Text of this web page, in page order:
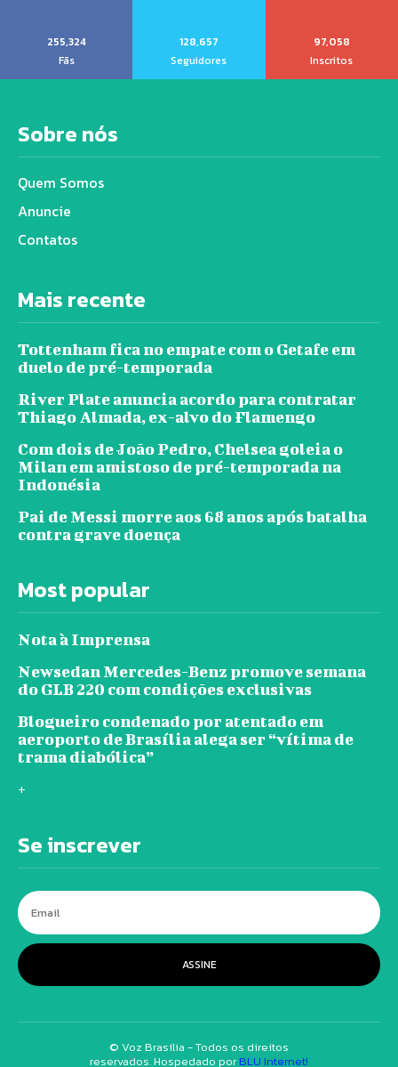
255,324
Fãs
128,657
Seguidores
97,058
Inscritos
Sobre nós
Quem Somos
Anuncie
Contatos
Mais recente
Tottenham fica no empate com o Getafe em
duelo de pré-temporada
River Plate anuncia acordo para contratar
Thiago Almada, ex-alvo do Flamengo
Com dois de João Pedro, Chelsea goleia o
Milan em amistoso de pré-temporada na
Indonésia
Pai de Messi morre aos 68 anos após batalha
contra grave doença
Most popular
Nota à Imprensa
Newsedan Mercedes-Benz promove semana
do GLB 220 com condições exclusivas
Blogueiro condenado por atentado em
aeroporto de Brasília alega ser “vítima de
trama diabólica”
+
Se inscrever
ASSINE
© Voz Brasília - Todos os direitos
reservados. Hospedado porBLU Internet!